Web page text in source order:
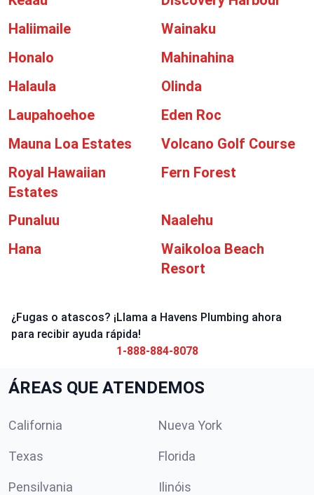
Haliimaile
Wainaku
Honalo
Mahinahina
Halaula
Olinda
Laupahoehoe
Eden Roc
Mauna Loa Estates
Volcano Golf Course
Royal Hawaiian
Estates
Fern Forest
Punaluu
Naalehu
Hana
Waikoloa Beach
Resort
¿Fugas o atascos? ¡Llama a Havens Plumbing ahora
para recibir ayuda rápida!
1-888-884-8078
ÁREAS QUE ATENDEMOS
California Nueva York
Texas Florida
Pensilvania Ilinóis